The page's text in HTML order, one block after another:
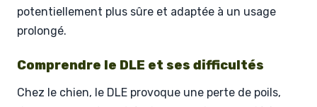
potentiellement plus sûre et adaptée à un usage
prolongé.
Comprendre le DLE et ses difficultés
Chez le chien, le DLE provoque une perte de poils,